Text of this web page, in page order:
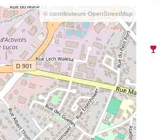
© contributeurs OpenStreetMap